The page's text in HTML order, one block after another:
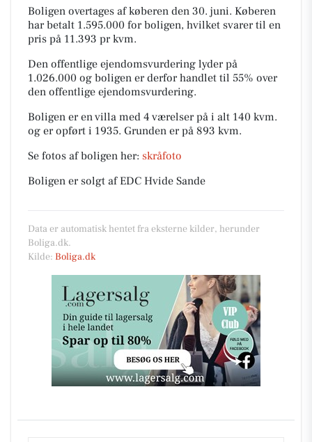
Boligen overtages af køberen den 30. juni. Køberen
har betalt 1.595.000 for boligen, hvilket svarer til en
pris på 11.393 pr kvm.
Den offentlige ejendomsvurdering lyder på
1.026.000 og boligen er derfor handlet til 55% over
den offentlige ejendomsvurdering.
Boligen er en villa med 4 værelser på i alt 140 kvm.
og er opført i 1935. Grunden er på 893 kvm.
Se fotos af boligen her: skråfoto
Boligen er solgt af EDC Hvide Sande
Data er automatisk hentet fra eksterne kilder, herunder
Boliga.dk.
Kilde: Boliga.dk